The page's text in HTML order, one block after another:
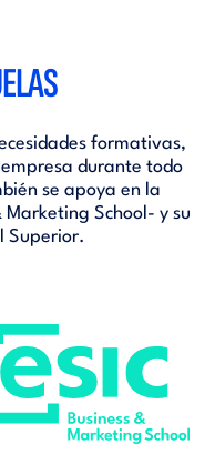
formativas,
durante todo
se apoya en la
Marketing School- y su
Superior.